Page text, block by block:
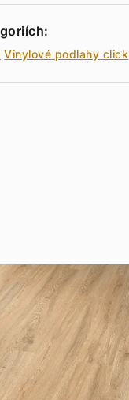
Vinylové podlahy click